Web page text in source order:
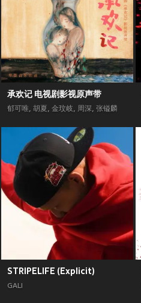
承欢记 电视剧影视原声带
郁可唯, 胡夏, 金玟岐, 周深, 张镒麟
STRIPELIFE (Explicit)
GALI